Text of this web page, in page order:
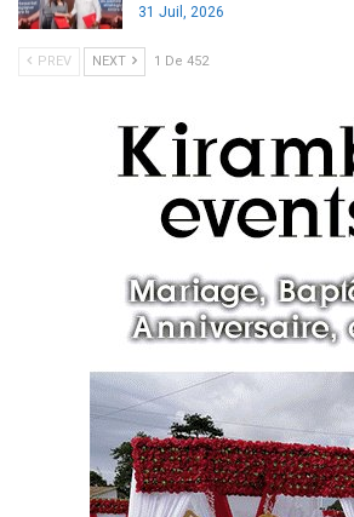
31 Juil, 2026
PREV NEXT 1 De 452